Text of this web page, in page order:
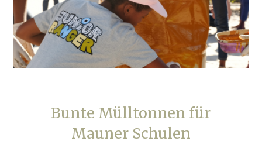
Bunte Mülltonnen für
Mauner Schulen